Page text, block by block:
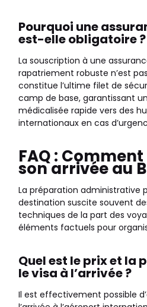
Pourquoi une
est-elle obligatoire ?
La souscription à une
rapatriement robuste n’est
constitue l’ultime filet de
camp de base, garantissant
médicalisée rapide vers des
internationaux en cas
FAQ :
son arrivée au
La préparation administrative
destination suscite souvent
techniques de la part des
éléments factuels pour
Quel est le prix et la
le visa à l’arrivée ?
Il est effectivement possible